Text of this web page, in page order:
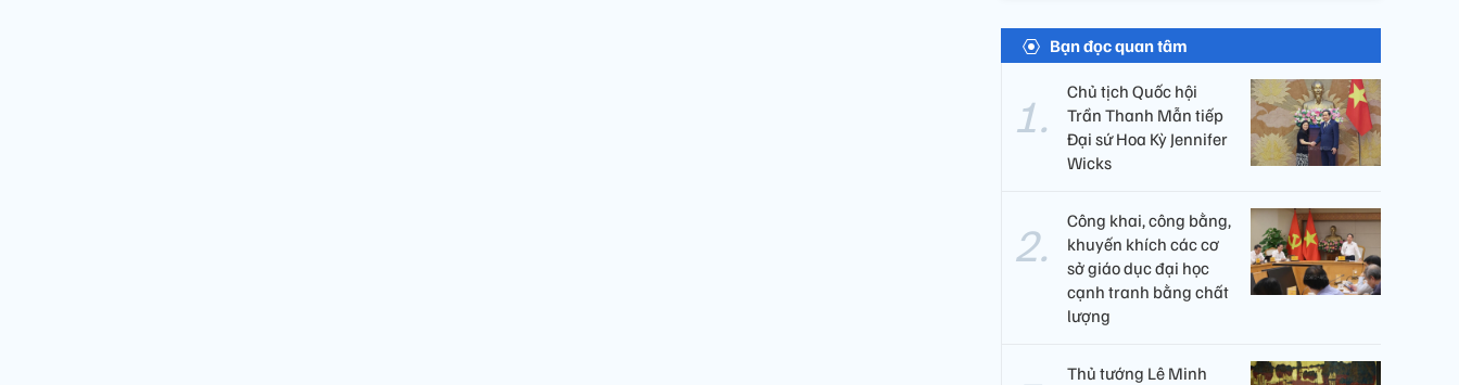
Bạn đọc quan tâm
Chủ tịch Quốc hội
Trần Thanh Mẫn tiếp
Đại sứ Hoa Kỳ Jennifer
Wicks
Công khai, công bằng,
khuyến khích các cơ
sở giáo dục đại học
cạnh tranh bằng chất
lượng​
Thủ tướng Lê Minh